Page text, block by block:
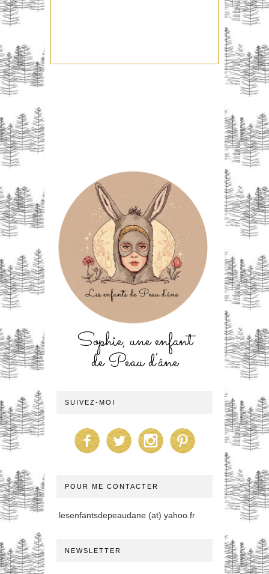
Sophie, une enfant
de Peau d'âne
SUIVEZ-MOI
POUR ME CONTACTER
lesenfantsdepeaudane (at) yahoo.fr
NEWSLETTER